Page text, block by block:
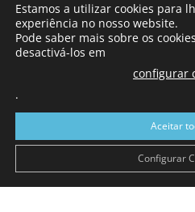
SOBRE
Com sede nas Caldas da
a sul de distrito de Leiria, com
toda a região Oeste. Jornal
Continental e
Estamos a utilizar cookies para
experiência no nosso website.
Pode saber mais sobre os
desactivá-los em
configurar
.
Aceitar
Configurar